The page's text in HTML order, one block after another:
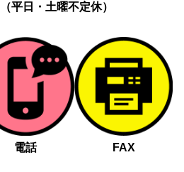
平日・土曜不定休）
電話 FAX